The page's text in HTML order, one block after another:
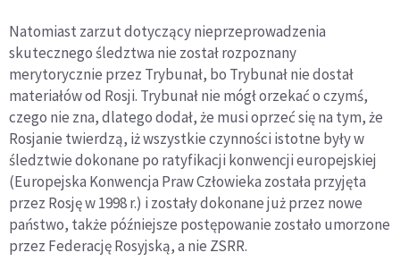
Natomiast zarzut dotyczący nieprzeprowadzenia
skutecznego śledztwa nie został rozpoznany
merytorycznie przez Trybunał, bo Trybunał nie dostał
materiałów od Rosji. Trybunał nie mógł orzekać o czymś,
czego nie zna, dlatego dodał, że musi oprzeć się na tym, że
Rosjanie twierdzą, iż wszystkie czynności istotne były w
śledztwie dokonane po ratyfikacji konwencji europejskiej
(Europejska Konwencja Praw Człowieka została przyjęta
przez Rosję w 1998 r.) i zostały dokonane już przez nowe
państwo, także późniejsze postępowanie zostało umorzone
przez Federację Rosyjską, a nie ZSRR.